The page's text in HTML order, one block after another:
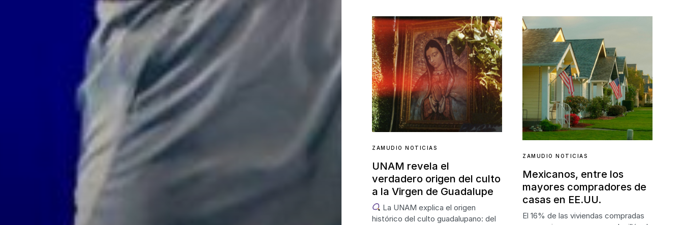
ZAMUDIO NOTICIAS
UNAM revela el
verdadero origen del culto
a la Virgen de Guadalupe
La UNAM explica el origen
histórico del culto guadalupano: del
ZAMUDIO NOTICIAS
Mexicanos, entre los
mayores compradores de
casas en EE.UU.
El 16% de las viviendas compradas